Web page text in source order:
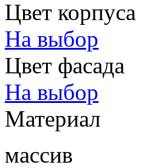
Цвет корпуса
На выбор
Цвет фасада
На выбор
Материал
массив